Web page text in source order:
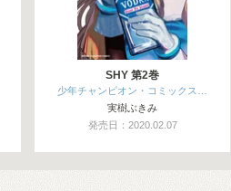
SHY 第2巻
少年チャンピオン・コミックス…
実樹ぶきみ
発売日：2020.02.07